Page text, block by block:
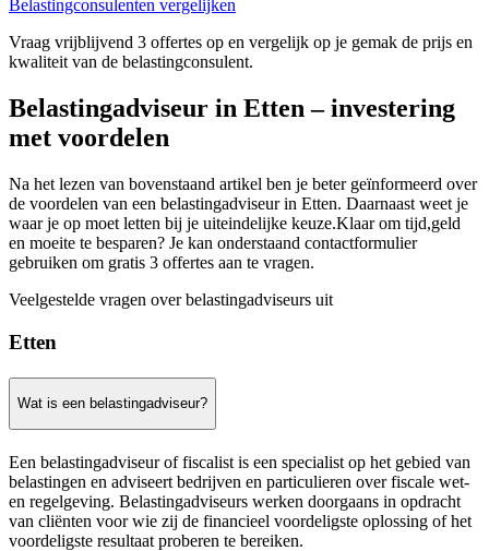
Belastingconsulenten vergelijken
Vraag vrijblijvend 3 offertes op en vergelijk op je gemak de prijs en
kwaliteit van de belastingconsulent.
Belastingadviseur in Etten – investering
met voordelen
Na het lezen van bovenstaand artikel ben je beter geïnformeerd over
de voordelen van een belastingadviseur in Etten. Daarnaast weet je
waar je op moet letten bij je uiteindelijke keuze.Klaar om tijd,geld
en moeite te besparen? Je kan onderstaand contactformulier
gebruiken om gratis 3 offertes aan te vragen.
Veelgestelde vragen over belastingadviseurs uit
Etten
Wat is een belastingadviseur?
Een belastingadviseur of fiscalist is een specialist op het gebied van
belastingen en adviseert bedrijven en particulieren over fiscale wet-
en regelgeving. Belastingadviseurs werken doorgaans in opdracht
van cliënten voor wie zij de financieel voordeligste oplossing of het
voordeligste resultaat proberen te bereiken.